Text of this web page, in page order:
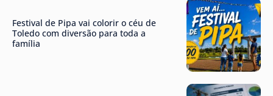
Festival de Pipa vai colorir o céu de
Toledo com diversão para toda a
família